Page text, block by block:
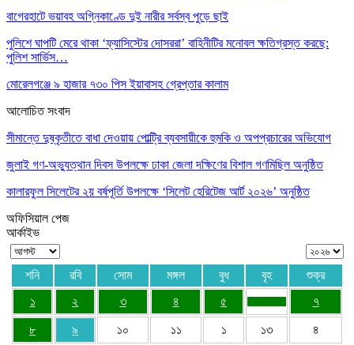
বাগেরহাটে ভয়াবহ অগ্নিকাণ্ডে দুই নারীর সর্বস্ব পুড়ে ছাই
পুলিশে ঘাপটি মেরে থাকা ‘ফ্যাসিস্টের দোসররা’ বাহিনীটির মনোবল ক্ষতিগ্রস্ত করছে:
পুলিশ সার্ভিস…
মোরেলগঞ্জে ৯ হাজার ৭৩০ পিস ইয়াবাসহ গ্রেপ্তার কালাম
আলোচিত সংবাদ
সীমান্তে দুষ্কৃতীতে বাধা দেওয়ায় পোল্ট্রি ব্যবসায়ীকে হুমকি ও অপপ্রচারের অভিযোগ
জুলাই গণ-অভ্যুত্থান দিবস উপলক্ষে ঢাকা জেলা দক্ষিণের বিশাল গণমিছিল অনুষ্ঠিত
কালারফুল সিলেটের ২য় বর্ষপূর্তি উপলক্ষে ‘সিলেট হেরিটেজ আর্ট ২০২৬’ অনুষ্ঠিত
অফিসিয়াল পেজ
আর্কাইভ
শনি রবি সোম মঙ্গল বুধ বৃহ
শুক্র
১
২ ৩ ৪ ৫ ৭
৮ ৯ ১০ ১১ ১ ১৩ ৪